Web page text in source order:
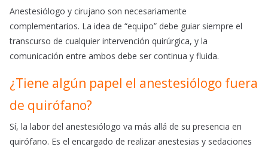
Anestesiólogo y cirujano son necesariamente
complementarios. La idea de “equipo” debe guiar siempre el
transcurso de cualquier intervención quirúrgica, y la
comunicación entre ambos debe ser continua y fluida.
¿Tiene algún papel el anestesiólogo fuera
de quirófano?
Sí, la labor del anestesiólogo va más allá de su presencia en
quirófano. Es el encargado de realizar anestesias y sedaciones